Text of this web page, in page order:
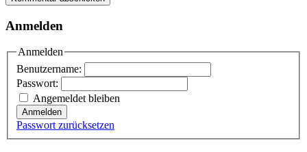
Anmelden
Anmelden
Benutzername:
Passwort:
Angemeldet bleiben
Anmelden
Passwort zurücksetzen